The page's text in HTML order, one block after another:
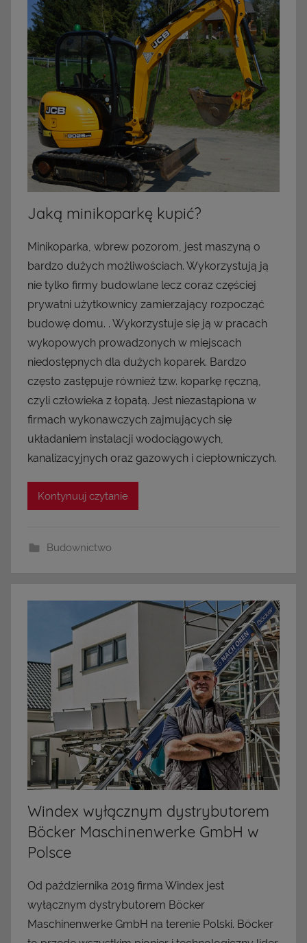
Jaką minikoparkę kupić?
Minikoparka, wbrew pozorom, jest maszyną o
bardzo dużych możliwościach. Wykorzystują ją
nie tylko firmy budowlane lecz coraz częściej
prywatni użytkownicy zamierzający rozpocząć
budowę domu. . Wykorzystuje się ją w pracach
wykopowych prowadzonych w miejscach
niedostępnych dla dużych koparek. Bardzo
często zastępuje również tzw. koparkę ręczną,
czyli człowieka z łopatą. Jest niezastąpiona w
firmach wykonawczych zajmujących się
układaniem instalacji wodociągowych,
kanalizacyjnych oraz gazowych i ciepłowniczych.
Kontynuuj czytanie
Budownictwo
Windex wyłącznym dystrybutorem
Böcker Maschinenwerke GmbH w
Polsce
Od października 2019 firma Windex jest
wyłącznym dystrybutorem Böcker
Maschinenwerke GmbH na terenie Polski. Böcker